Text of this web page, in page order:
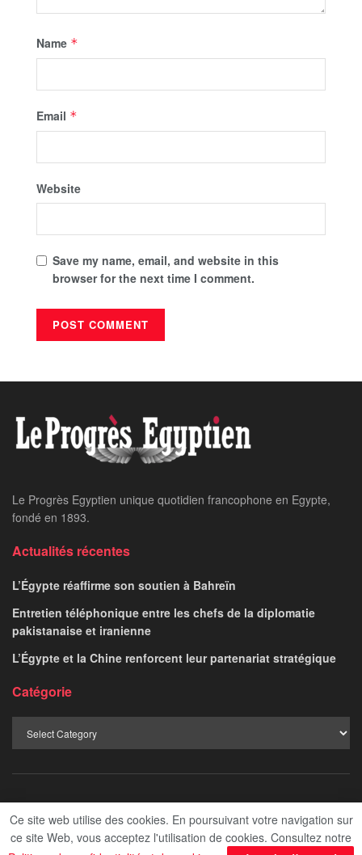
Name *
Email *
Website
Save my name, email, and website in this
browser for the next time I comment.
Le Progrès Egyptien unique quotidien francophone en Egypte,
fondé en 1893.
Actualités récentes
L’Égypte réaffirme son soutien à Bahreïn
Entretien téléphonique entre les chefs de la diplomatie
pakistanaise et iranienne
L’Égypte et la Chine renforcent leur partenariat stratégique
Catégorie
Le Progres ©2024 - Admined by Digital Transformation Management.
Ce site web utilise des cookies. En poursuivant votre navigation sur
ce site Web, vous acceptez l'utilisation de cookies. Consultez notre